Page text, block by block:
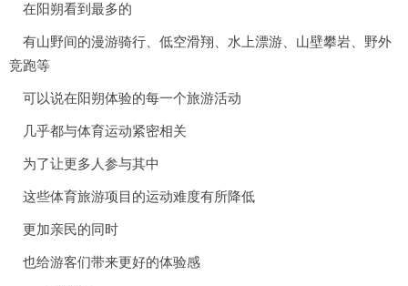
在阳朔看到最多的
有山野间的漫游骑行、低空滑翔、水上漂游、山壁攀岩、野外
竞跑等
可以说在阳朔体验的每一个旅游活动
几乎都与体育运动紧密相关
为了让更多人参与其中
这些体育旅游项目的运动难度有所降低
更加亲民的同时
也给游客们带来更好的体验感